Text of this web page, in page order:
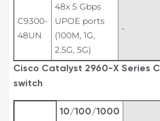
C9300-
48UN
48x 5 Gbps
UPOE ports
(100M, 1G,
2.5G, 5G)
-
Cisco Catalyst 2960-X Series
switch
10/100/1000